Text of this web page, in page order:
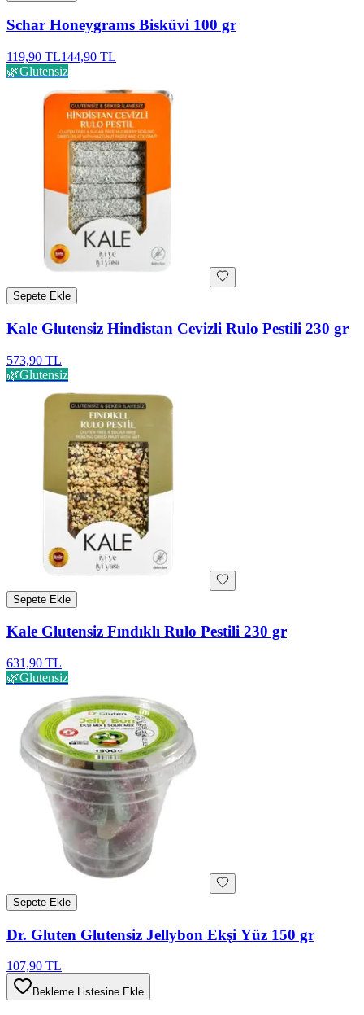
Schar Honeygrams Bisküvi 100 gr
119,90 TL144,90 TL
🌿Glutensiz
Sepete Ekle
Kale Glutensiz Hindistan Cevizli Rulo Pestili 230 gr
573,90 TL
🌿Glutensiz
Sepete Ekle
Kale Glutensiz Fındıklı Rulo Pestili 230 gr
631,90 TL
🌿Glutensiz
Sepete Ekle
Dr. Gluten Glutensiz Jellybon Ekşi Yüz 150 gr
107,90 TL
Bekleme Listesine Ekle